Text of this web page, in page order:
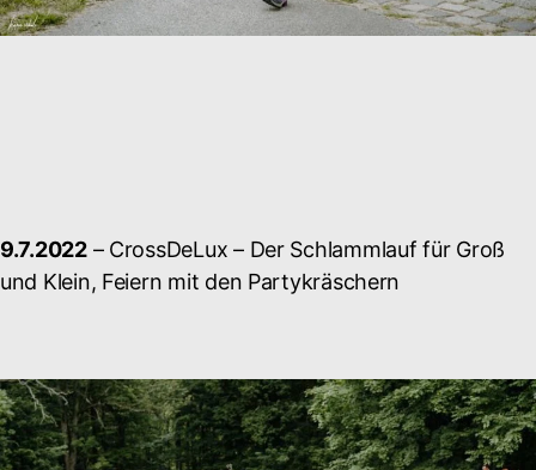
9.7.2022– CrossDeLux – Der Schlammlauf für Groß
und Klein, Feiern mit den Partykräschern